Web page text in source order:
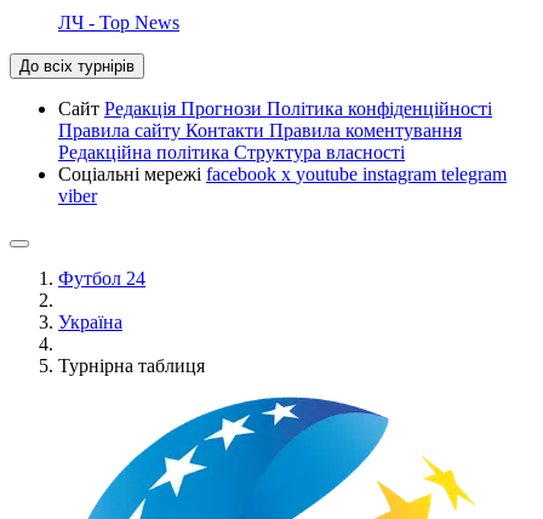
ЛЧ - Top News
До всіх турнірів
Сайт Редакція Прогнози Політика конфіденційності
Правила сайту Контакти Правила коментування
Редакційна політика Структура власності
Соціальні мережі facebook x youtube instagram telegram
viber
Футбол 24
Україна
Турнірна таблиця